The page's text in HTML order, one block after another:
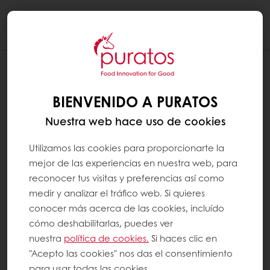
LA PAGINA TIENE UN PROBLEMA ¿QUÉ
PUEDO HACER?
Estamos buscando poder entregarle la mejor
embargo puede ocurir un error al cargar. Si
fuera el caso, te invitamos a volver a cargar
la página (en sesion incognito si es posible
para quitar los cookies). Para poder siempre
mejorar nuestro servicio, te agradecemos
por compartir una imagen del error ocurrido,
con la hora y datos de conexión a tu cuenta
mypuratos.cl@puratos.com.
BIENVENIDO A PURATOS
Nuestra web hace uso de cookies
Utilizamos las cookies para proporcionarte la
mejor de las experiencias en nuestra web, para
reconocer tus visitas y preferencias así como
medir y analizar el tráfico web. Si quieres
conocer más acerca de las cookies, incluído
cómo deshabilitarlas, puedes ver
nuestra política de cookies. Si haces clic en
"Acepto las cookies" nos das el consentimiento